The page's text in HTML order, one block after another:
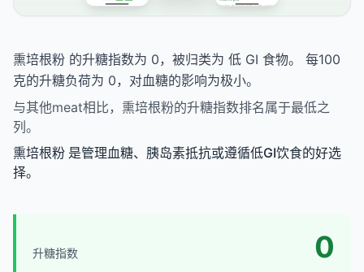
熏培根粉 的升糖指数为 0，被归类为 低 GI 食物。 每100
克的升糖负荷为 0，对血糖的影响为极小。
与其他meat相比，熏培根粉的升糖指数排名属于最低之
列。
熏培根粉 是管理血糖、胰岛素抵抗或遵循低GI饮食的好选
择。
升糖指数 0